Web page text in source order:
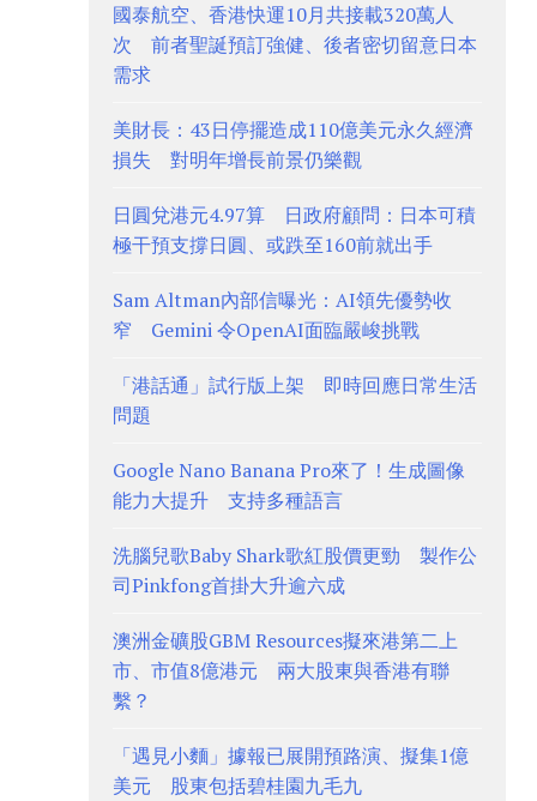
國泰航空、香港快運10月共接載320萬人
次 前者聖誕預訂強健、後者密切留意日本
需求
美財長：43日停擺造成110億美元永久經濟
損失 對明年增長前景仍樂觀
日圓兌港元4.97算 日政府顧問：日本可積
極干預支撐日圓、或跌至160前就出手
Sam Altman內部信曝光：AI領先優勢收
窄 Gemini 令OpenAI面臨嚴峻挑戰
「港話通」試行版上架 即時回應日常生活
問題
Google Nano Banana Pro來了！生成圖像
能力大提升 支持多種語言
洗腦兒歌Baby Shark歌紅股價更勁 製作公
司Pinkfong首掛大升逾六成
澳洲金礦股GBM Resources擬來港第二上
市、市值8億港元 兩大股東與香港有聯
繫？
「遇見小麵」據報已展開預路演、擬集1億
美元 股東包括碧桂園九毛九